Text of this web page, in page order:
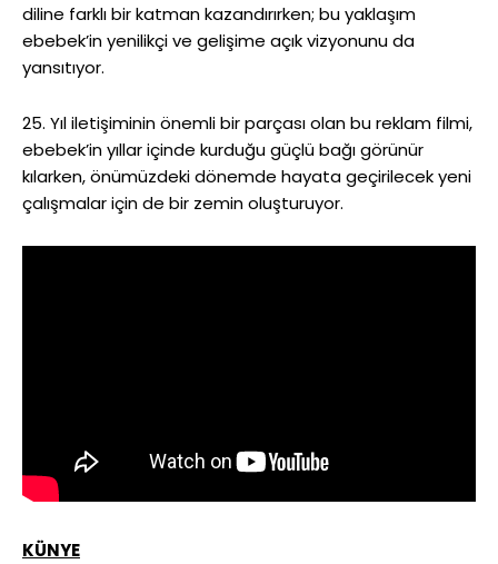
diline farklı bir katman kazandırırken; bu yaklaşım
ebebek’in yenilikçi ve gelişime açık vizyonunu da
yansıtıyor.
25. Yıl iletişiminin önemli bir parçası olan bu reklam filmi,
ebebek’in yıllar içinde kurduğu güçlü bağı görünür
kılarken, önümüzdeki dönemde hayata geçirilecek yeni
çalışmalar için de bir zemin oluşturuyor.
KÜNYE